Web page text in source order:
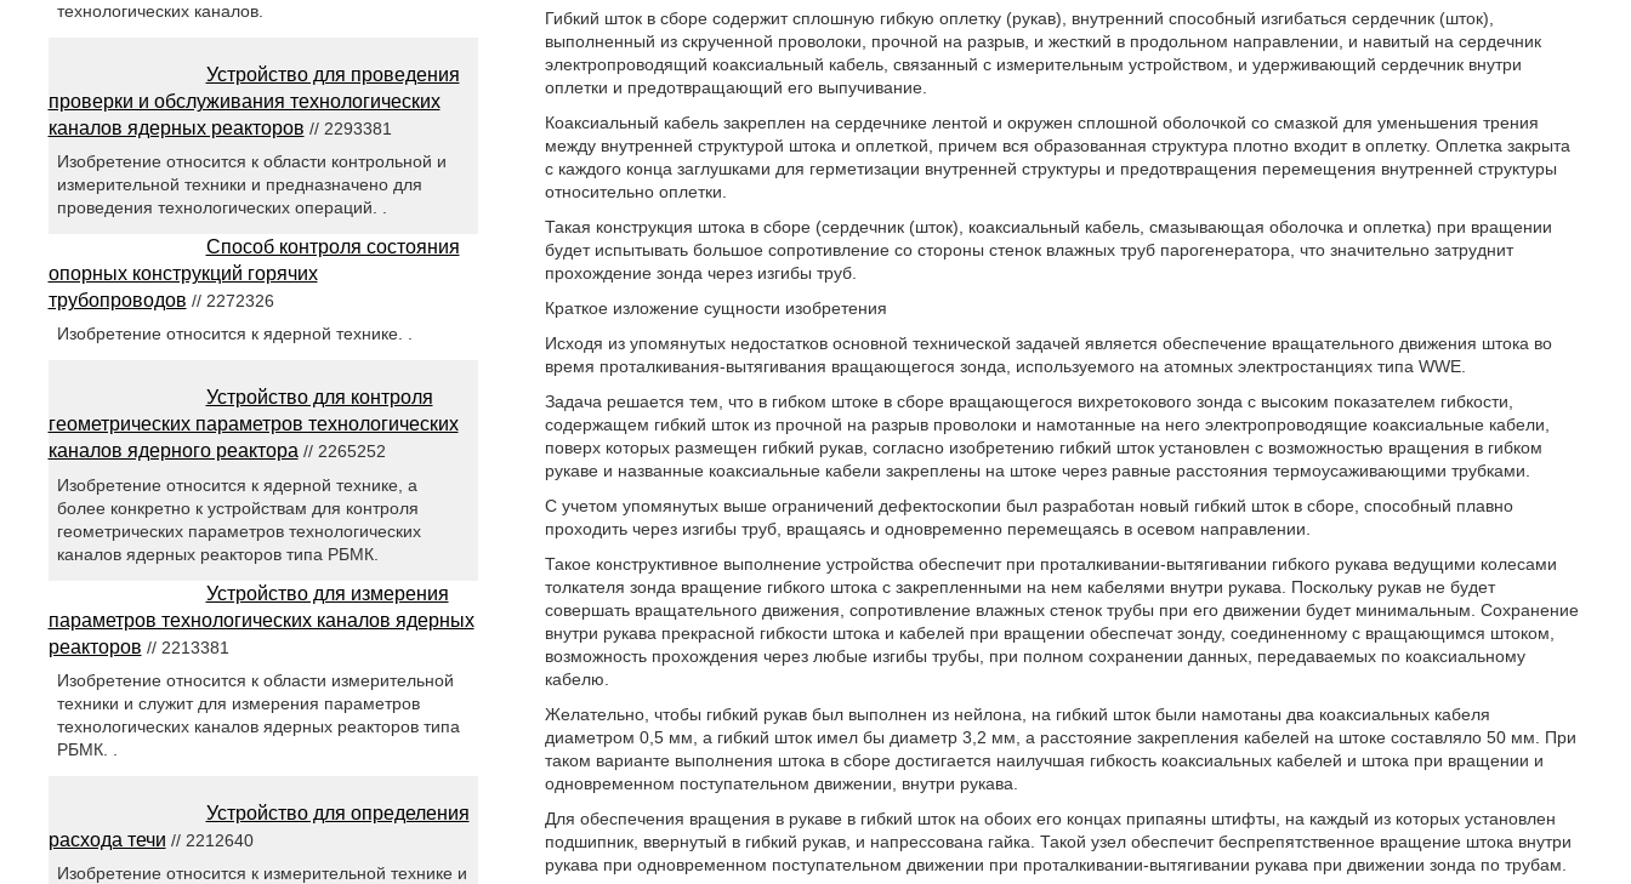
Гибкий шток в сборе содержит сплошную гибкую оплетку (рукав), внутренний способный изгибаться сердечник (шток),
выполненный из скрученной проволоки, прочной на разрыв, и жесткий в продольном направлении, и навитый на сердечник
электропроводящий коаксиальный кабель, связанный с измерительным устройством, и удерживающий сердечник внутри
оплетки и предотвращающий его выпучивание.
Коаксиальный кабель закреплен на сердечнике лентой и окружен сплошной оболочкой со смазкой для уменьшения трения
между внутренней структурой штока и оплеткой, причем вся образованная структура плотно входит в оплетку. Оплетка закрыта
с каждого конца заглушками для герметизации внутренней структуры и предотвращения перемещения внутренней структуры
относительно оплетки.
Такая конструкция штока в сборе (сердечник (шток), коаксиальный кабель, смазывающая оболочка и оплетка) при вращении
будет испытывать большое сопротивление со стороны стенок влажных труб парогенератора, что значительно затруднит
прохождение зонда через изгибы труб.
Краткое изложение сущности изобретения
Исходя из упомянутых недостатков основной технической задачей является обеспечение вращательного движения штока во
время проталкивания-вытягивания вращающегося зонда, используемого на атомных электростанциях типа WWE.
Задача решается тем, что в гибком штоке в сборе вращающегося вихретокового зонда с высоким показателем гибкости,
содержащем гибкий шток из прочной на разрыв проволоки и намотанные на него электропроводящие коаксиальные кабели,
поверх которых размещен гибкий рукав, согласно изобретению гибкий шток установлен с возможностью вращения в гибком
рукаве и названные коаксиальные кабели закреплены на штоке через равные расстояния термоусаживающими трубками.
С учетом упомянутых выше ограничений дефектоскопии был разработан новый гибкий шток в сборе, способный плавно
проходить через изгибы труб, вращаясь и одновременно перемещаясь в осевом направлении.
Такое конструктивное выполнение устройства обеспечит при проталкивании-вытягивании гибкого рукава ведущими колесами
толкателя зонда вращение гибкого штока с закрепленными на нем кабелями внутри рукава. Поскольку рукав не будет
совершать вращательного движения, сопротивление влажных стенок трубы при его движении будет минимальным. Сохранение
внутри рукава прекрасной гибкости штока и кабелей при вращении обеспечат зонду, соединенному с вращающимся штоком,
возможность прохождения через любые изгибы трубы, при полном сохранении данных, передаваемых по коаксиальному
кабелю.
Желательно, чтобы гибкий рукав был выполнен из нейлона, на гибкий шток были намотаны два коаксиальных кабеля
диаметром 0,5 мм, а гибкий шток имел бы диаметр 3,2 мм, а расстояние закрепления кабелей на штоке составляло 50 мм. При
таком варианте выполнения штока в сборе достигается наилучшая гибкость коаксиальных кабелей и штока при вращении и
одновременном поступательном движении, внутри рукава.
Для обеспечения вращения в рукаве в гибкий шток на обоих его концах припаяны штифты, на каждый из которых установлен
подшипник, ввернутый в гибкий рукав, и напрессована гайка. Такой узел обеспечит беспрепятственное вращение штока внутри
рукава при одновременном поступательном движении при проталкивании-вытягивании рукава при движении зонда по трубам.
технологических каналов.
Устройство для проведения
проверки и обслуживания технологических
каналов ядерных реакторов // 2293381
Изобретение относится к области контрольной и
измерительной техники и предназначено для
проведения технологических операций. .
Способ контроля состояния
опорных конструкций горячих
трубопроводов // 2272326
Изобретение относится к ядерной технике. .
Устройство для контроля
геометрических параметров технологических
каналов ядерного реактора// 2265252
Изобретение относится к ядерной технике, а
более конкретно к устройствам для контроля
геометрических параметров технологических
каналов ядерных реакторов типа РБМК.
Устройство для измерения
параметров технологических каналов ядерных
реакторов // 2213381
Изобретение относится к области измерительной
техники и служит для измерения параметров
технологических каналов ядерных реакторов типа
РБМК. .
Устройство для определения
расхода течи // 2212640
Изобретение относится к измерительной технике и